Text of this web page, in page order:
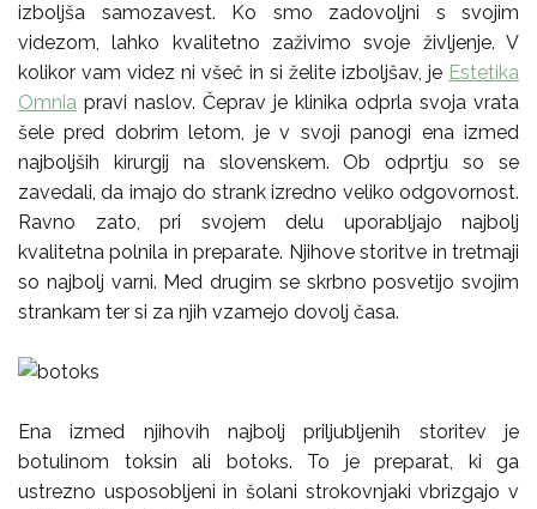
izboljša samozavest. Ko smo zadovoljni s svojim
videzom, lahko kvalitetno zaživimo svoje življenje. V
kolikor vam videz ni všeč in si želite izboljšav, je Estetika
Omnia pravi naslov. Čeprav je klinika odprla svoja vrata
šele pred dobrim letom, je v svoji panogi ena izmed
najboljših kirurgij na slovenskem. Ob odprtju so se
zavedali, da imajo do strank izredno veliko odgovornost.
Ravno zato, pri svojem delu uporabljajo najbolj
kvalitetna polnila in preparate. Njihove storitve in tretmaji
so najbolj varni. Med drugim se skrbno posvetijo svojim
strankam ter si za njih vzamejo dovolj časa.
Ena izmed njihovih najbolj priljubljenih storitev je
botulinom toksin ali botoks. To je preparat, ki ga
ustrezno usposobljeni in šolani strokovnjaki vbrizgajo v